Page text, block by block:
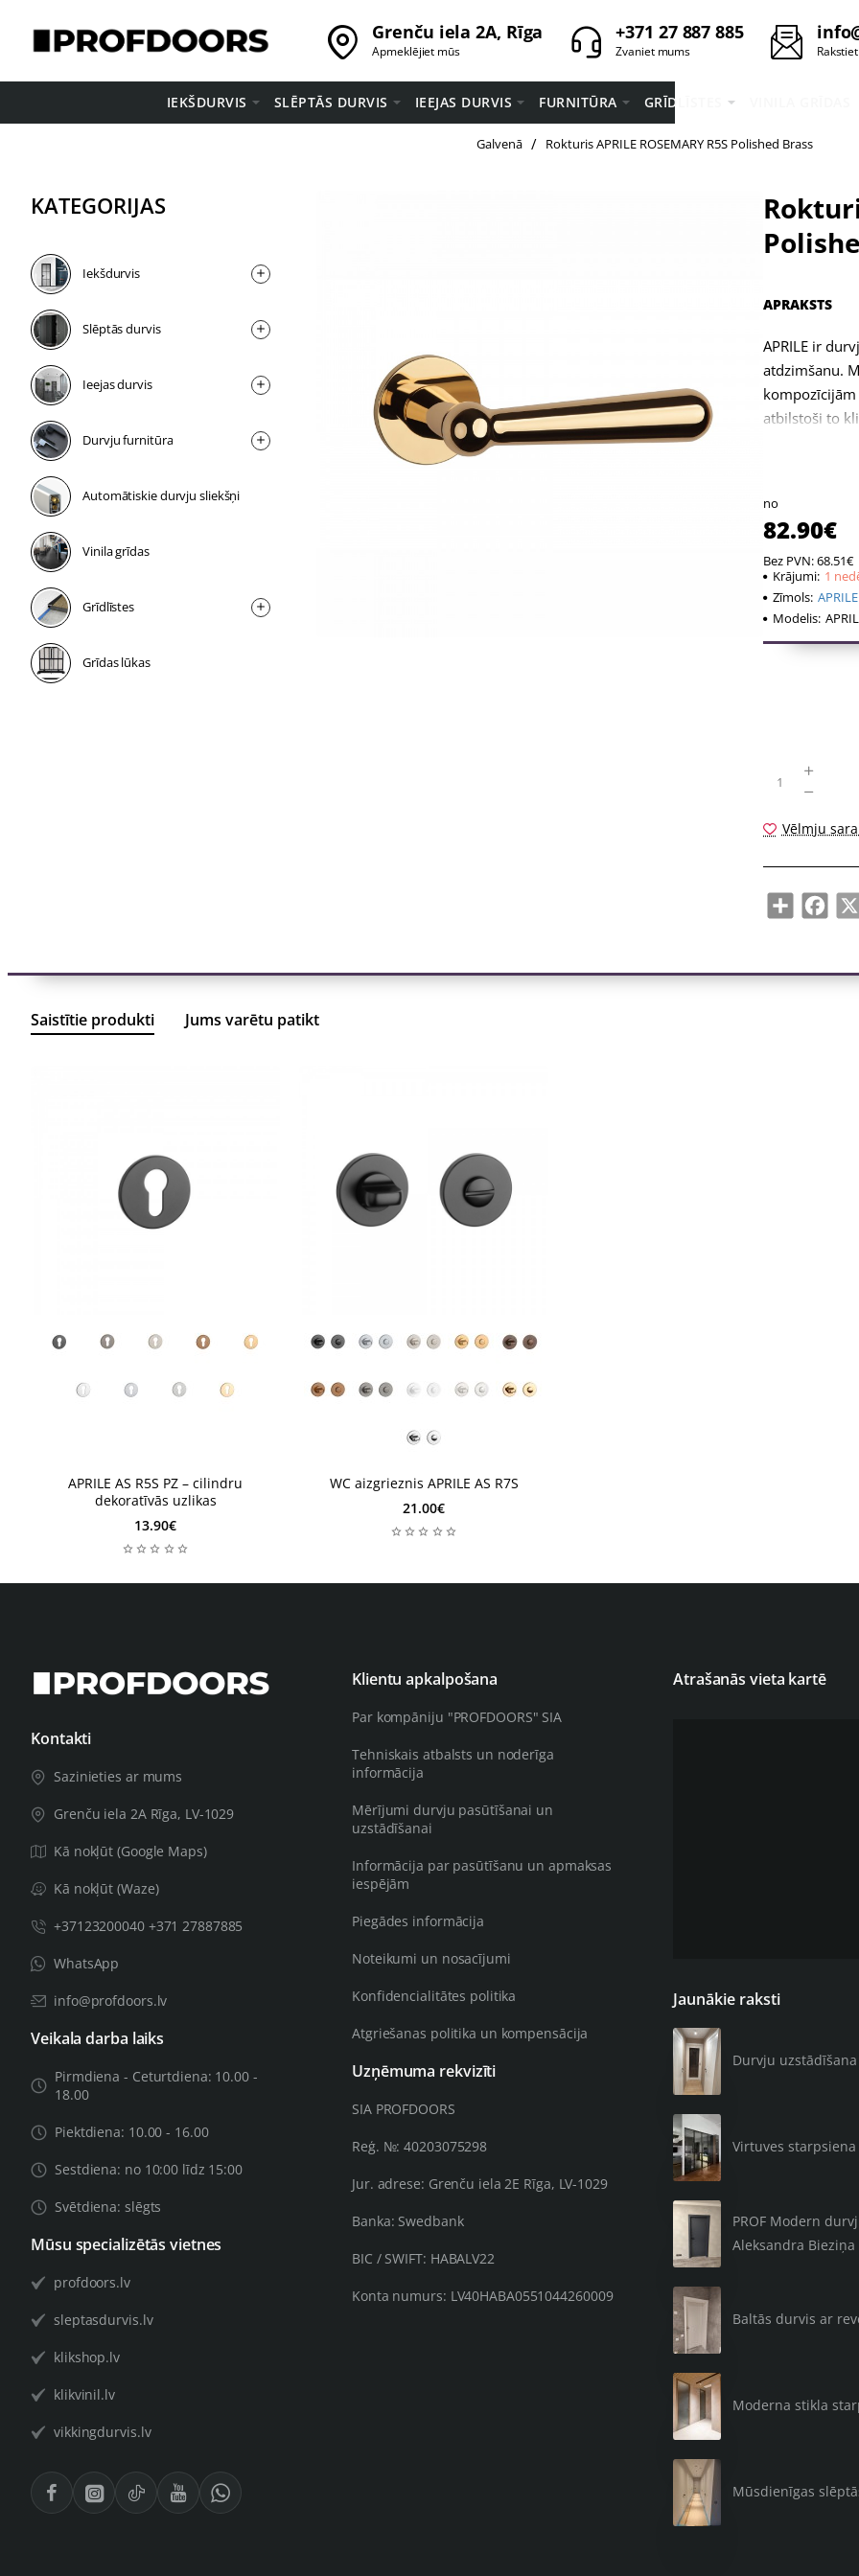
Grenču iela 2A, Rīga
Apmeklējiet mūs
+371 27 887 885
Zvaniet mums
IEKŠDURVIS SLĒPTĀS DURVIS IEEJAS DURVIS FURNITŪRA GRĪDLĪSTES
GalvenāhomeRokturis APRILE ROSEMARY R5S Polished Brass
KATEGORIJAS
Iekšdurvis
Slēptās durvis
Ieejas durvis
Durvju furnitūra
Automātiskie durvju sliekšņi
Vinila grīdas
Grīdlīstes
Grīdas lūkas
APRAKSTS
APRILE ir
atdzimšanu.
atbilstoši to
pastiprināts
plānām 5mm
Komplektā
– rokturu
Ja Jūsu
biezāks
montāžas
no
82.90€
Bez PVN: 68.51€
Krājumi: 1
Zīmols: APRILE
Modelis:
Vēlmju
Share
Saistītie produkti Jums varētu patikt
1 nedēļa
1 nedēļa
APRILE AS R5S PZ – cilindru
dekoratīvās uzlikas
13.90€
Jauns
WC aizgrieznis APRILE AS R7S
21.00€
Kontakti
Sazinieties ar mums
Grenču iela 2A Rīga, LV-1029
Kā nokļūt (Google Maps)
Kā nokļūt (Waze)
+37123200040 +371 27887885
WhatsApp
info@profdoors.lv
Veikala darba laiks
Pirmdiena - Ceturtdiena: 10.00 -
18.00
Piektdiena: 10.00 - 16.00
Sestdiena: no 10:00 līdz 15:00
Svētdiena: slēgts
Mūsu specializētās vietnes
profdoors.lv
sleptasdurvis.lv
klikshop.lv
klikvinil.lv
vikkingdurvis.lv
Klientu apkalpošana
Par kompāniju "PROFDOORS" SIA
Tehniskais atbalsts un noderīga
informācija
Mērījumi durvju pasūtīšanai un
uzstādīšanai
Informācija par pasūtīšanu un apmaksas
iespējām
Piegādes informācija
Noteikumi un nosacījumi
Konfidencialitātes politika
Atgriešanas politika un kompensācija
Uzņēmuma rekvizīti
SIA PROFDOORS
Reģ. №: 40203075298
Jur. adrese: Grenču iela 2E Rīga, LV-1029
Banka: Swedbank
BIC / SWIFT: HABALV22
Konta numurs: LV40HABA0551044260009
Atrašanās vieta kartē
Jaunākie raksti
Durvju
Virtuves
PROF Modern
Aleksandra Bieziņa
Baltās durvis ar
Moderna stikla
Mūsdienīgas